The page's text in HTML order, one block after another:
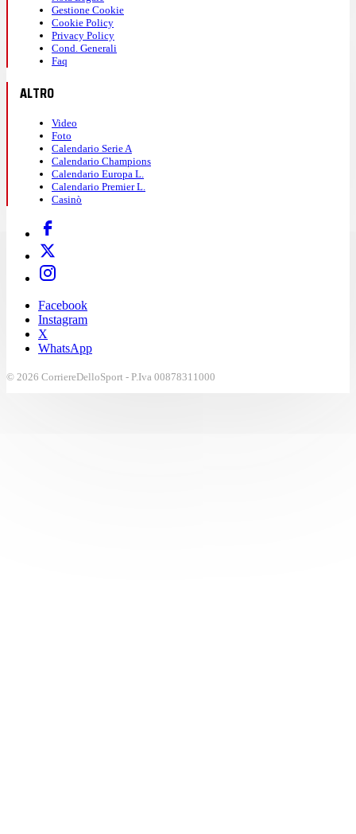
Gestione Cookie
Cookie Policy
Privacy Policy
Cond. Generali
Faq
ALTRO
Video
Foto
Calendario Serie A
Calendario Champions
Calendario Europa L.
Calendario Premier L.
Casinò
Facebook
Instagram
X
WhatsApp
© 2026 CorriereDelloSport - P.Iva 00878311000